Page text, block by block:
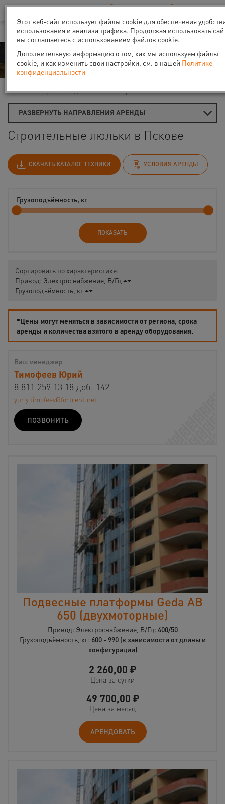
Ваш город:Псков
В Вашем регионе нет наших офисов RU EN
Аренда
Главная Аренда подъемников Строительные люльки
РАЗВЕРНУТЬ НАПРАВЛЕНИЯ АРЕНДЫ
Строительные люльки в Пскове
СКАЧАТЬ КАТАЛОГ ТЕХНИКИ УСЛОВИЯ АРЕНДЫ
Грузоподъёмность, кг
ПОКАЗАТЬ
Сортировать по характеристике:
Привод: Электроснабжение, В/Гц
Грузоподъёмность, кг
*Цены могут меняться в зависимости от региона, срока
аренды и количества взятого в аренду оборудования.
Ваш менеджер
Тимофеев Юрий
8 811 259 13 18 доб. 142
yuriy.timofeev@fortrent.net
ПОЗВОНИТЬ
Подвесные платформы Geda AB
650 (двухмоторные)
Привод: Электроснабжение, В/Гц: 400/50
Грузоподъёмность, кг: 600 - 990 (в зависимости от длины и
конфигурации)
2 260,00 ₽
Цена за сутки
49 700,00 ₽
Цена за месяц
АРЕНДОВАТЬ
Этот веб-сайт использует файлы cookie для обеспечения
использования и анализа трафика. Продолжая использовать
вы соглашаетесь с использованием файлов cookie.
Дополнительную информацию о том, как мы используем файлы
cookie, и как изменить свои настройки, см. в нашей Политике
конфиденциальности